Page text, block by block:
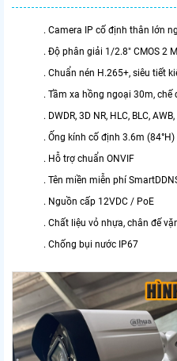
. Camera IP cố định thân lớn
. Độ phân giải 1/2.8″ CMOS 2
. Chuẩn nén H.265+, siêu tiết
. Tầm xa hồng ngoại 30m,
. DWDR, 3D NR, HLC, BLC,
. Ống kính cố định 3.6m (84°H)
. Hỗ trợ chuẩn ONVIF
. Tên miền miễn phí
. Nguồn cấp 12VDC / PoE
. Chất liệu vỏ nhựa, chân đế
. Chống bụi nước IP67